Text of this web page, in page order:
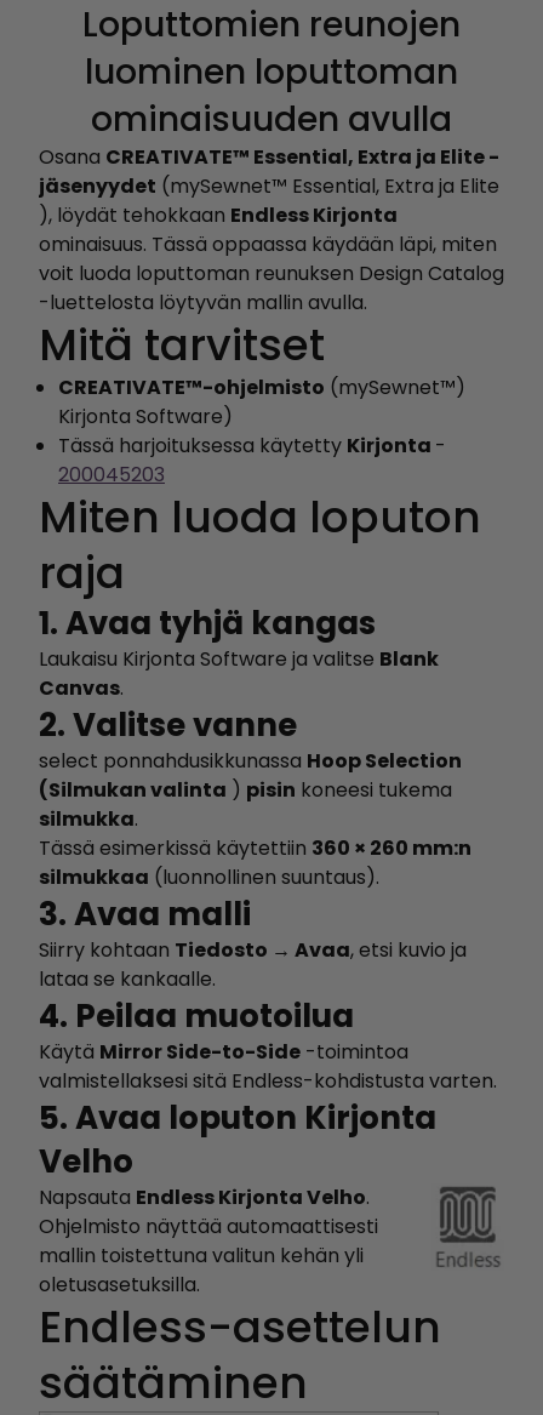
Loputtomien reunojen
luominen loputtoman
ominaisuuden avulla
Osana CREATIVATE™ Essential, Extra ja Elite -
jäsenyydet (mySewnet™ Essential, Extra ja Elite
), löydät tehokkaan Endless Kirjonta
ominaisuus. Tässä oppaassa käydään läpi, miten
voit luoda loputtoman reunuksen Design Catalog
-luettelosta löytyvän mallin avulla.
Mitä tarvitset
CREATIVATE™-ohjelmisto (mySewnet™)
Kirjonta Software)
Tässä harjoituksessa käytetty Kirjonta -
200045203
Miten luoda loputon
raja
1. Avaa tyhjä kangas
Laukaisu Kirjonta Software ja valitse Blank
Canvas.
2. Valitse vanne
select ponnahdusikkunassa Hoop Selection
(Silmukan valinta ) pisin koneesi tukema
silmukka.
Tässä esimerkissä käytettiin 360 × 260 mm:n
silmukkaa (luonnollinen suuntaus).
3. Avaa malli
Siirry kohtaan Tiedosto → Avaa, etsi kuvio ja
lataa se kankaalle.
4. Peilaa muotoilua
Käytä Mirror Side-to-Side -toimintoa
valmistellaksesi sitä Endless-kohdistusta varten.
5. Avaa loputon Kirjonta
Velho
Napsauta Endless Kirjonta Velho.
Ohjelmisto näyttää automaattisesti
mallin toistettuna valitun kehän yli
oletusasetuksilla.
Endless-asettelun
säätäminen